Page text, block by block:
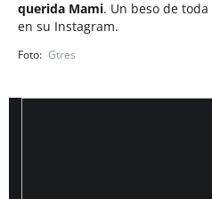
querida Mami. Un beso de
en su Instagram.
Gtres